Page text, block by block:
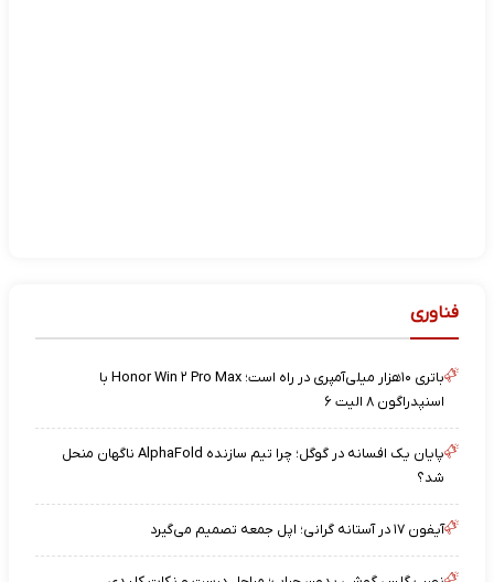
فناوری
باتری ۱۰هزار میلی‌آمپری در راه است؛ Honor Win ۲ Pro Max با
اسنپدراگون ۸ الیت ۶
پایان یک افسانه در گوگل؛ چرا تیم سازنده AlphaFold ناگهان منحل
شد؟
آیفون ۱۷ در آستانه گرانی؛ اپل جمعه تصمیم می‌گیرد